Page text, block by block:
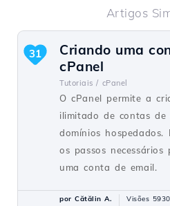
Artigos
Criando uma
cPanel
Tutoriais / cPanel
O cPanel permite a
ilimitado de contas de
domínios
os passos
uma conta de email.
31
por Cătălin A. Visões 5930